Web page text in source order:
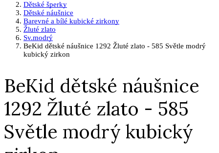
Dětské šperky
Dětské náušnice
Barevné a bílé kubické zirkony
Žluté zlato
Sv.modrý
BeKid dětské náušnice 1292 Žluté zlato - 585 Světle modrý
kubický zirkon
BeKid dětské náušnice
1292 Žluté zlato - 585
Světle modrý kubický